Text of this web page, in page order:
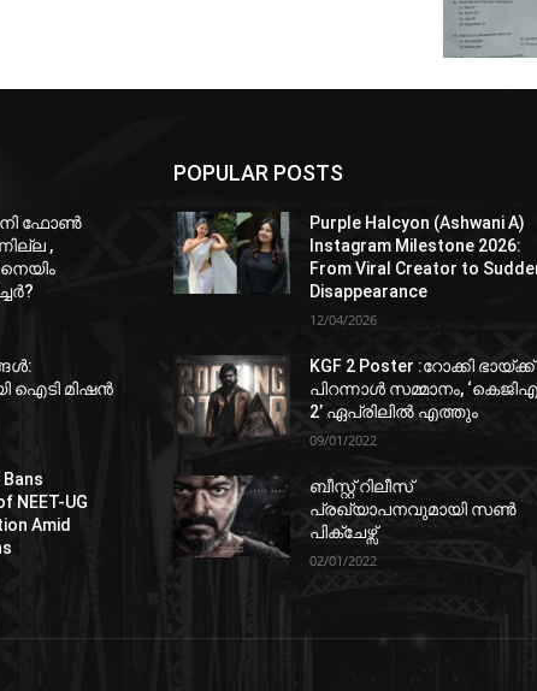
ഫോൺ
,
ഐടി മിഷൻ
NEET-UG
Amid
POPULAR POSTS
Purple Halcyon (Ashwani A)
Instagram Milestone 2026:
From Viral Creator to
Disappearance
12/04/2026
KGF 2 Poster :റോക്കി ഭായ്ക്ക്
പിറന്നാൾ സമ്മാനം,
2’ ഏപ്രിലിൽ എത്തും
09/01/2022
ബീസ്റ്റ് റിലീസ്
പ്രഖ്യാപനവുമായി സണ്‍
പിക്ചേഴ്സ്
02/01/2022